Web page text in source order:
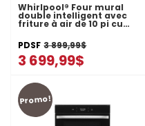
Whirlpool® Four mural
double intelligent avec
friture à air de 10 pi cu
PDSF 3 899,99$
3 699,99$
Promo!